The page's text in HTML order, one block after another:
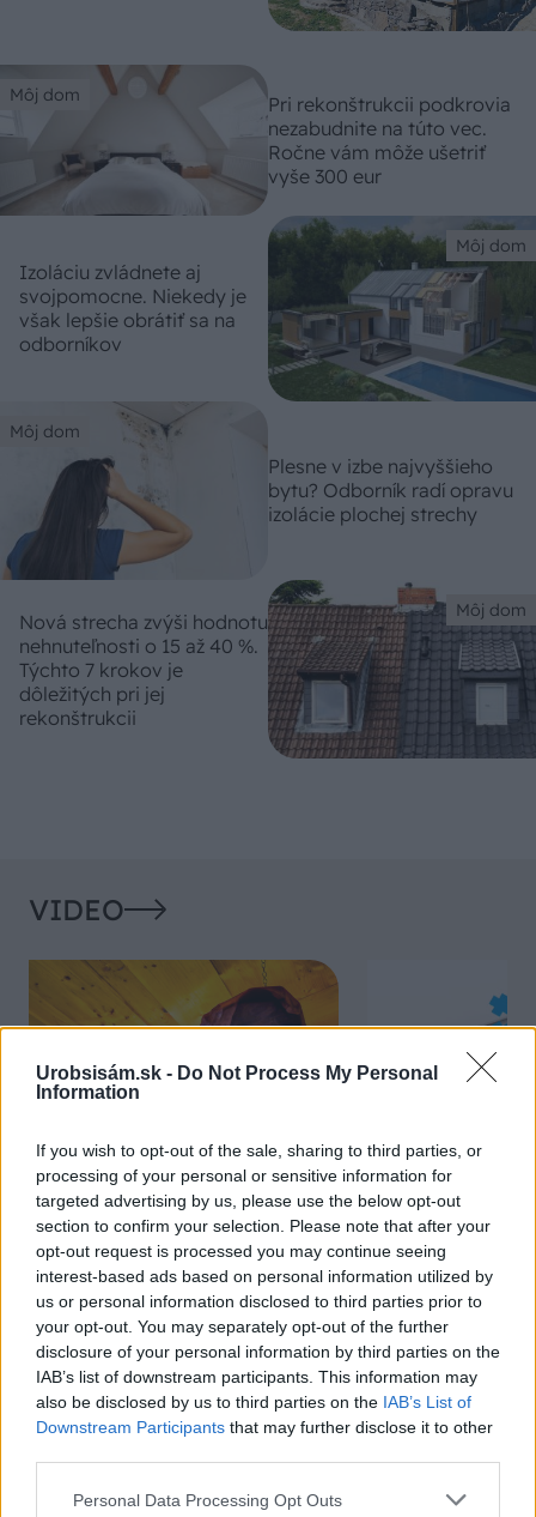
Urobsisám.sk - Do Not Process My Personal
Information
If you wish to opt-out of the sale, sharing to third parties, or
processing of your personal or sensitive information for
targeted advertising by us, please use the below opt-out
section to confirm your selection. Please note that after your
opt-out request is processed you may continue seeing
interest-based ads based on personal information utilized by
us or personal information disclosed to third parties prior to
your opt-out. You may separately opt-out of the further
disclosure of your personal information by third parties on the
IAB’s list of downstream participants. This information may
also be disclosed by us to third parties on the IAB’s List of
Downstream Participants that may further disclose it to other
Please note that this website/app uses one or more Google
Personal Data Processing Opt Outs
Môj dom
Pri rekonštrukcii podkrovia
nezabudnite na túto vec.
Ročne vám môže ušetriť
vyše 300 eur
Môj dom
Izoláciu zvládnete aj
svojpomocne. Niekedy je
však lepšie obrátiť sa na
odborníkov
Môj dom
Plesne v izbe najvyššieho
bytu? Odborník radí opravu
izolácie plochej strechy
Môj dom
Nová strecha zvýši hodnotu
nehnuteľnosti o 15 až 40 %.
Týchto 7 krokov je
dôležitých pri jej
rekonštrukcii
VIDEO
Chcete dominantu interiéru,
ktorá pritiahne pohľady?
Vyrobte si takéto masívne
orechové svietidlo
Prečo klasická
potrubia v
ako to vyriešiť
ZÁHRADA